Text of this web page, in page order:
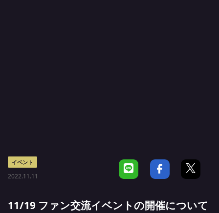
イベント
2022.11.11
11/19 ファン交流イベントの開催について